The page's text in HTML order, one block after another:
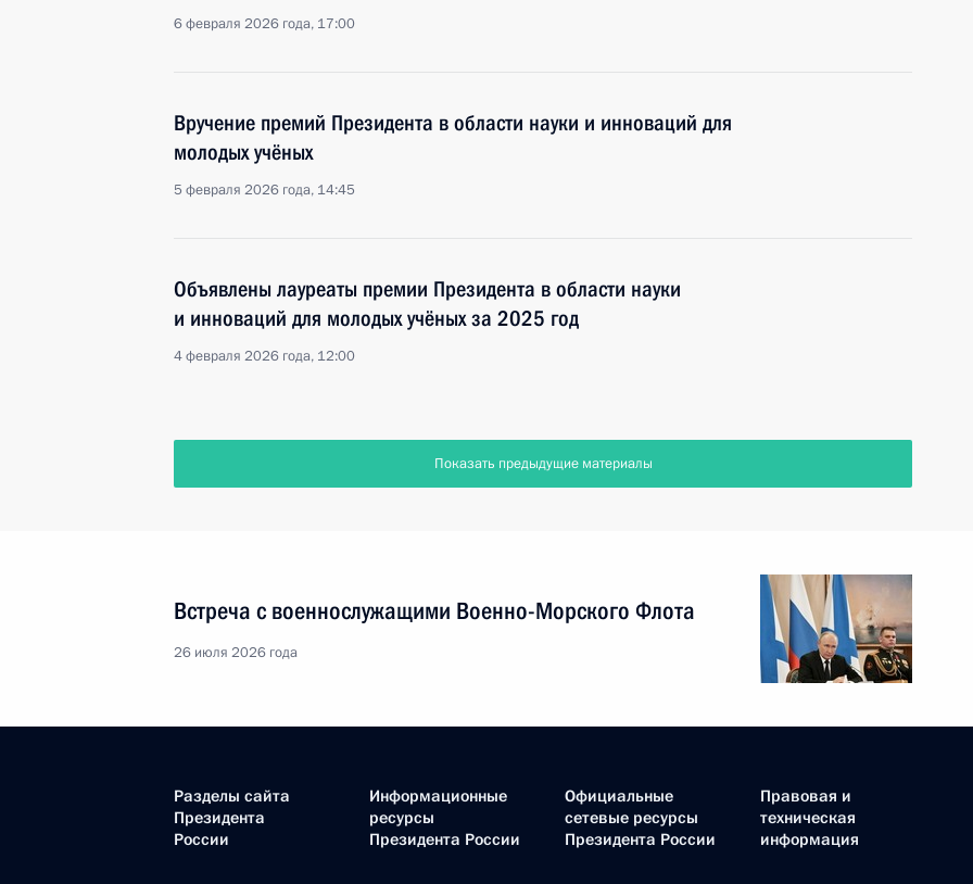
6 февраля 2026 года, 17:00
Вручение премий Президента в области науки и инноваций для
молодых учёных
5 февраля 2026 года, 14:45
Объявлены лауреаты премии Президента в области науки
и инноваций для молодых учёных за 2025 год
4 февраля 2026 года, 12:00
Показать предыдущие материалы
Встреча с военнослужащими Военно-Морского Флота
26 июля 2026 года
Разделы сайта
Президента
России
Информационные
ресурсы
Президента России
Официальные
сетевые ресурсы
Президента России
Правовая и
техническая
информация